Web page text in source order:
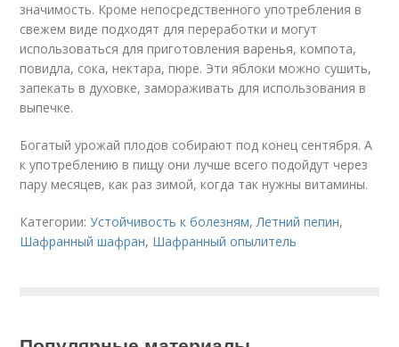
значимость. Кроме непосредственного употребления в
свежем виде подходят для переработки и могут
использоваться для приготовления варенья, компота,
повидла, сока, нектара, пюре. Эти яблоки можно сушить,
запекать в духовке, замораживать для использования в
выпечке.
Богатый урожай плодов собирают под конец сентября. А
к употреблению в пищу они лучше всего подойдут через
пару месяцев, как раз зимой, когда так нужны витамины.
Категории:Устойчивость к болезням,Летний пепин,
Шафранный шафран, Шафранный опылитель